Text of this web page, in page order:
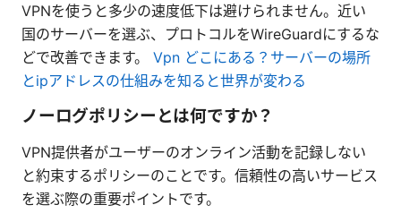
VPNを使うと多少の速度低下は避けられません。近い
国のサーバーを選ぶ、プロトコルをWireGuardにするな
どで改善できます。 Vpn どこにある？サーバーの場所
とipアドレスの仕組みを知ると世界が変わる
ノーログポリシーとは何ですか？
VPN提供者がユーザーのオンライン活動を記録しない
と約束するポリシーのことです。信頼性の高いサービス
を選ぶ際の重要ポイントです。